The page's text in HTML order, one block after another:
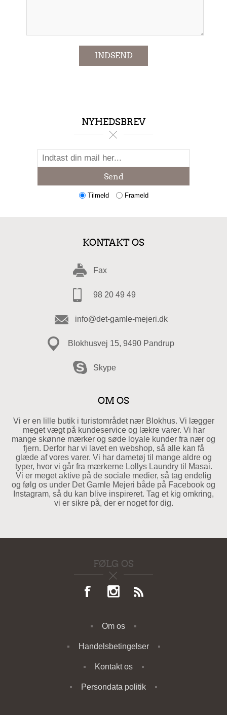
INDSEND
NYHEDSBREV
Send
Tilmeld Frameld
KONTAKT OS
Fax
98 20 49 49
info@det-gamle-mejeri.dk
Blokhusvej 15, 9490 Pandrup
Skype
OM OS
Vi er en lille butik i turistområdet nær Blokhus. Vi lægger
meget vægt på kundeservice og lækre varer. Vi har
mange skønne mærker og søde loyale kunder fra nær og
fjern. Derfor har vi lavet en webshop, så alle kan få
glæde af vores varer. Vi har dametøj til mange aldre og
typer, hvor vi går fra mærkerne Lollys Laundry til Masai.
Vi er meget aktive på de sociale medier, så tag endelig
og følg os under Det Gamle Mejeri både på Facebook og
Instagram, så du kan blive inspireret. Tag et kig omkring,
vi er sikre på, der er noget for dig.
FØLG OS
Om os
Handelsbetingelser
Kontakt os
Persondata politik